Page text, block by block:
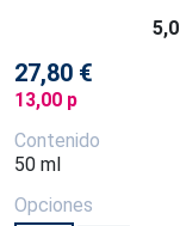
5,0
27,80 €
13,00 p
Contenido
50 ml
Opciones